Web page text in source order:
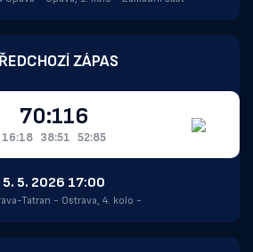
ZÁPAS
70:116
16:18 38:51 52:85
5. 5. 2026 17:00
Tatran - Ostrava, 4. kolo -